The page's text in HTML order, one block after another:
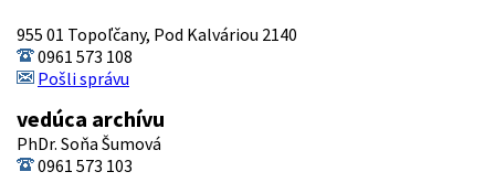
955 01 Topoľčany, Pod Kalváriou 2140
0961 573 108
Pošli správu
vedúca archívu
PhDr. Soňa Šumová
0961 573 103